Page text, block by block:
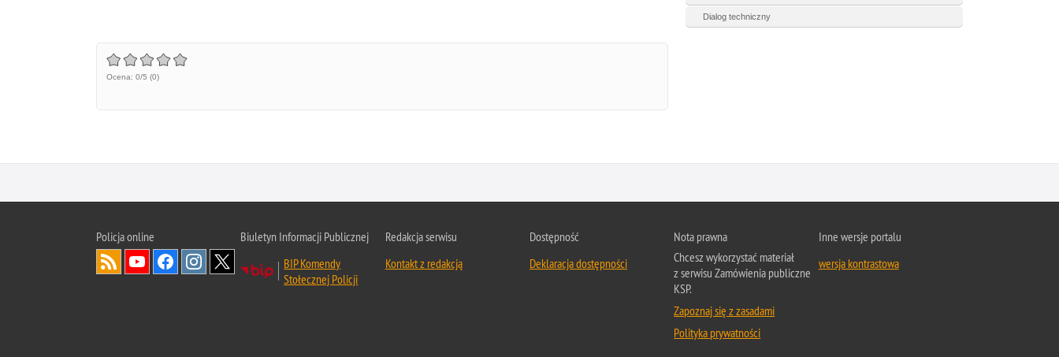
Ocena: 0/5 (0)
Dialog techniczny
Policja online
Biuletyn Informacji Publicznej
BIP Komendy
Stołecznej Policji
Redakcja serwisu
Kontakt z redakcją
Dostępność
Deklaracja dostępności
Nota prawna
Chcesz wykorzystać materiał
z serwisu Zamówienia publiczne
KSP.
Zapoznaj się z zasadami
Polityka prywatności
Inne wersje portalu
wersja kontrastowa